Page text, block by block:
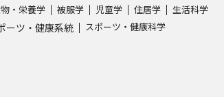
・栄養学 被服学 児童学 住居学 生活科学
ーツ・健康系統 スポーツ・健康科学